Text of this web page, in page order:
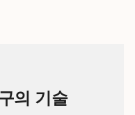
의 기술